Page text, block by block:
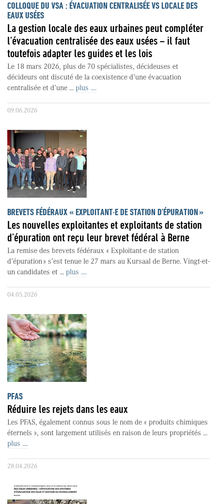
COLLOQUE DU VSA : ÉVACUATION CENTRALISÉE VS LOCALE DES
EAUX USÉES
La gestion locale des eaux urbaines peut compléter
l’évacuation centralisée des eaux usées – il faut
toutefois adapter les guides et les lois
Le 18 mars 2026, plus de 70 spécialistes, décideuses et
décideurs ont discuté de la coexistence d’une évacuation
centralisée et d’une ... plus ....
09.06.2026
BREVETS FÉDÉRAUX « EXPLOITANT·E DE STATION D’ÉPURATION »
Les nouvelles exploitantes et exploitants de station
d’épuration ont reçu leur brevet fédéral à Berne
La remise des brevets fédéraux « Exploitant·e de station
d’épuration » s’est tenue le 27 mars au Kursaal de Berne. Vingt-et-
un candidates et ... plus ....
04.05.2026
PFAS
Réduire les rejets dans les eaux
Les PFAS, également connus sous le nom de « produits chimiques
éternels », sont largement utilisés en raison de leurs propriétés ...
plus ....
28.04.2026